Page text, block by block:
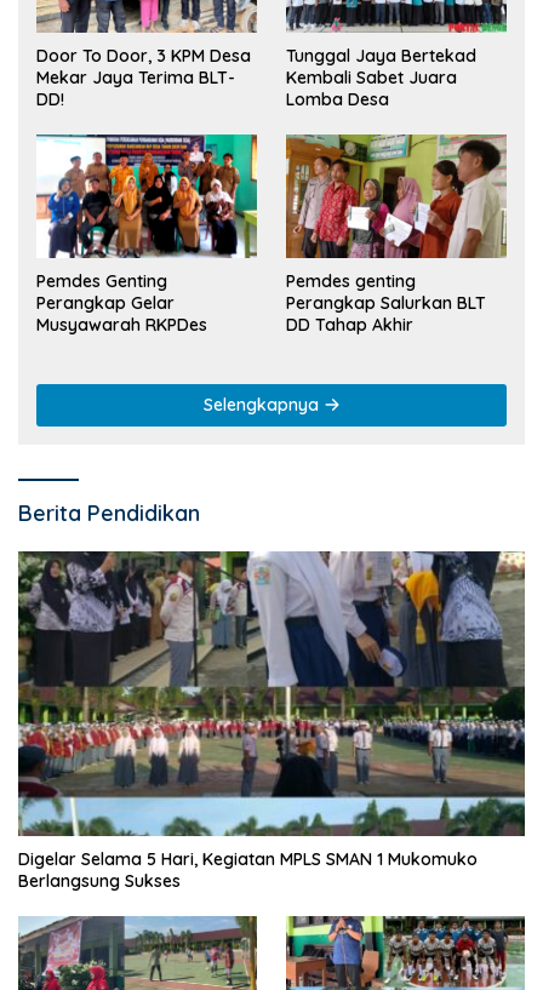
Door To Door, 3 KPM Desa
Mekar Jaya Terima BLT-
DD!
Tunggal Jaya Bertekad
Kembali Sabet Juara
Lomba Desa
Pemdes Genting
Perangkap Gelar
Musyawarah RKPDes
Pemdes genting
Perangkap Salurkan BLT
DD Tahap Akhir
Selengkapnya
Berita Pendidikan
Digelar Selama 5 Hari, Kegiatan MPLS SMAN 1 Mukomuko
Berlangsung Sukses